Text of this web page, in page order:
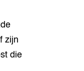
zijn
die